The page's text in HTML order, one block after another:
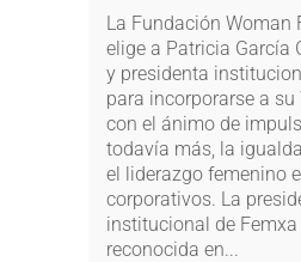
La Fundación Woman
elige a Patricia García
y presidenta
para incorporarse a
con el ánimo de
todavía más, la
el liderazgo femenino
corporativos. La
institucional de
reconocida en...